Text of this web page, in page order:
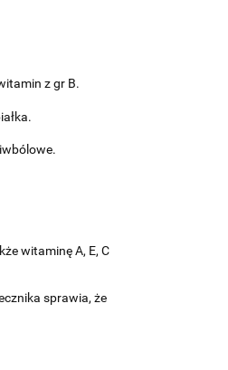
z gr B.
witaminę A, E, C
sprawia, że